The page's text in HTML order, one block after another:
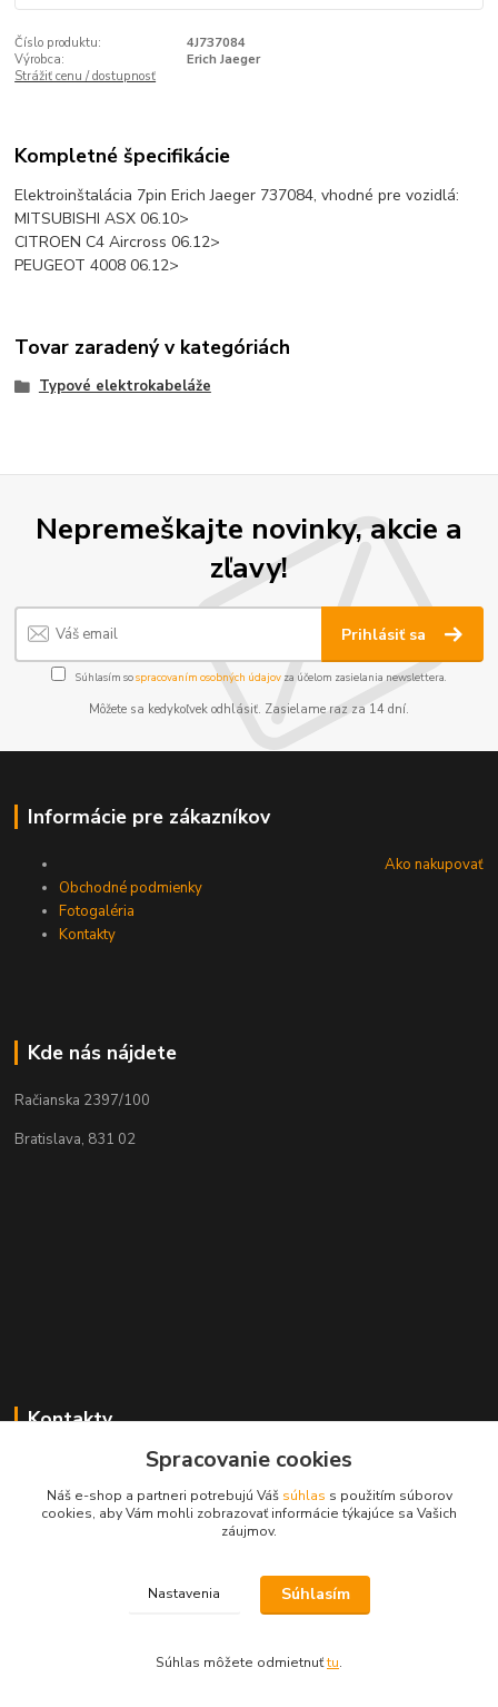
Číslo produktu:
4J737084
Výrobca:
Erich Jaeger
Strážiť cenu / dostupnosť
Kompletné špecifikácie
Elektroinštalácia 7pin Erich Jaeger 737084, vhodné pre vozidlá:
MITSUBISHI ASX 06.10>
CITROEN C4 Aircross 06.12>
PEUGEOT 4008 06.12>
Tovar zaradený v kategóriách
Typové elektrokabeláže
Nepremeškajte novinky, akcie a
zľavy!
Prihlásiť sa
Súhlasím sospracovaním osobných údajov za účelom zasielania newslettera.
Môžete sa kedykoľvek odhlásiť. Zasielame raz za 14 dní.
Informácie pre zákazníkov
Ako nakupovať
Obchodné podmienky
Fotogaléria
Kontakty
Kde nás nájdete
Račianska 2397/100
Bratislava, 831 02
Kontakty
Zákaznícka podpora MADPARTS
+421 903 566 139
(Po-Pia, 8-17 hod.), (So 8-11 hod.)
Spracovanie cookies
Náš e-shop a partneri potrebujú Váš súhlas s použitím súborov
cookies, aby Vám mohli zobrazovať informácie týkajúce sa Vašich
záujmov.
Nastavenia Súhlasím
Súhlas môžete odmietnuťtu.